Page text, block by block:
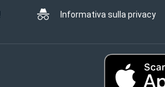
Informativa sulla privacy